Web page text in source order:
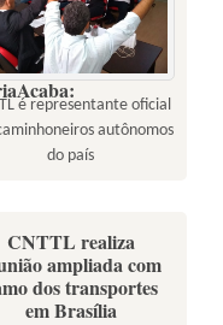
é representante oficial
autônomos
do país
CNTTL realiza
ampliada com
dos transportes
em Brasília